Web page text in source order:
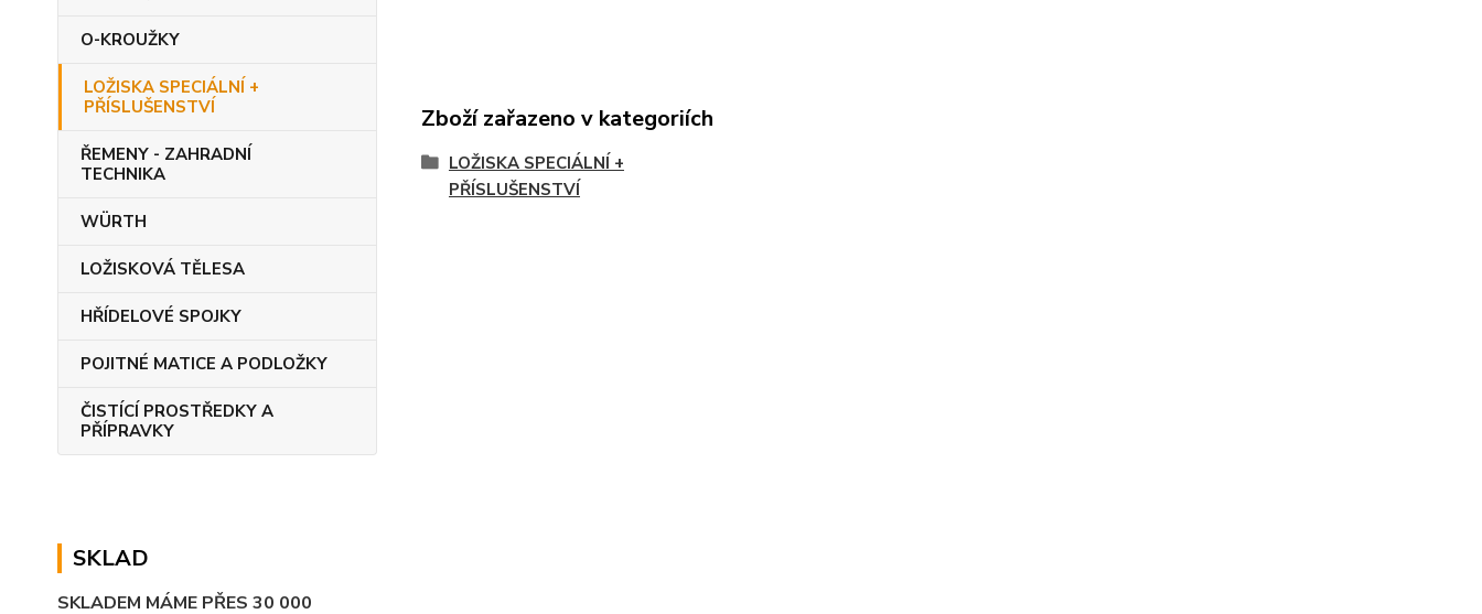
O-KROUŽKY
LOŽISKA SPECIÁLNÍ +
PŘÍSLUŠENSTVÍ
ŘEMENY - ZAHRADNÍ
TECHNIKA
WÜRTH
LOŽISKOVÁ TĚLESA
HŘÍDELOVÉ SPOJKY
POJITNÉ MATICE A PODLOŽKY
ČISTÍCÍ PROSTŘEDKY A
PŘÍPRAVKY
SKLAD
SKLADEM MÁME PŘES 30 000
Zboží zařazeno v kategoriích
LOŽISKA SPECIÁLNÍ +
PŘÍSLUŠENSTVÍ